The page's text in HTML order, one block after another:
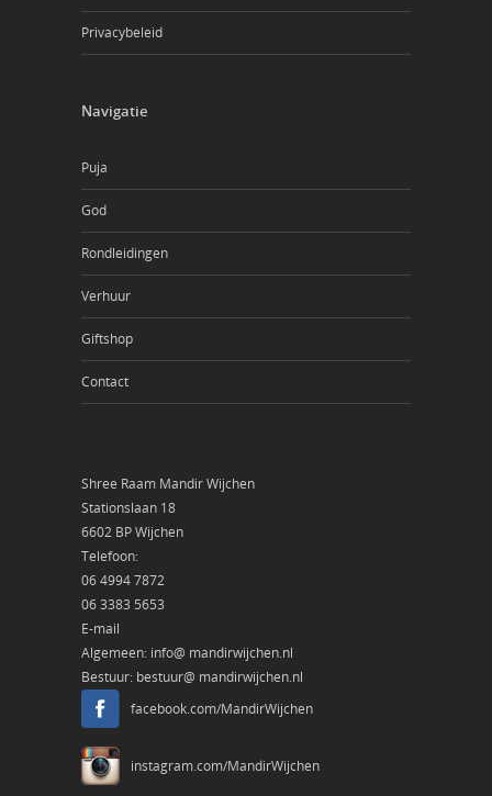
Privacybeleid
Navigatie
Puja
God
Rondleidingen
Verhuur
Giftshop
Contact
Shree Raam Mandir Wijchen
Stationslaan 18
6602 BP Wijchen
Telefoon:
06 4994 7872
06 3383 5653
E-mail
Algemeen: info@ mandirwijchen.nl
Bestuur: bestuur@ mandirwijchen.nl
facebook.com/MandirWijchen
instagram.com/MandirWijchen